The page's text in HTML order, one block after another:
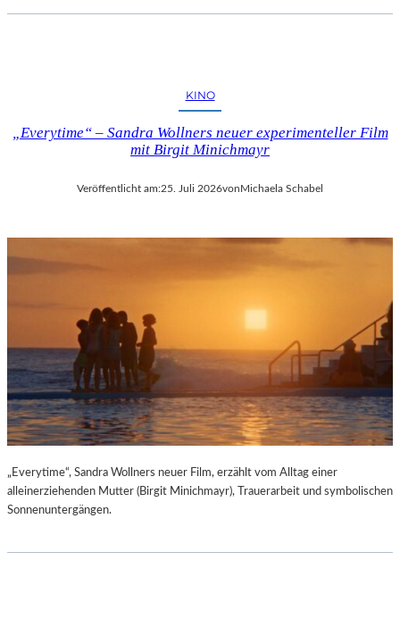
KINO
„Everytime“ – Sandra Wollners neuer experimenteller Film
mit Birgit Minichmayr
Veröffentlicht am:25. Juli 2026von Michaela Schabel
„Everytime“, Sandra Wollners neuer Film, erzählt vom Alltag einer
alleinerziehenden Mutter (Birgit Minichmayr), Trauerarbeit und symbolischen
Sonnenuntergängen.